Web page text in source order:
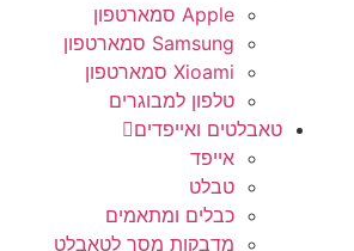
Apple סמארטפון
Samsung סמארטפון
Xioami סמארטפון
טלפון למבוגרים
טאבלטים ואייפדים
אייפד
טבלט
כבלים ומתאמים
מדבקות מסך לטאבלט